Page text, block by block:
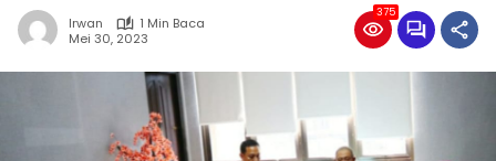
Irwan
1 Min Baca
Mei 30, 2023
375